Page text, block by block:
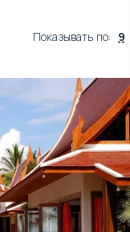
Показывать по: 9